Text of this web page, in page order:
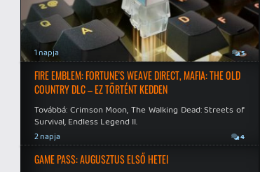
1 napja 5
FIRE EMBLEM: FORTUNE'S WEAVE DIRECT, MAFIA: THE OLD
COUNTRY DLC – EZ TÖRTÉNT KEDDEN
Továbbá: Crimson Moon, The Walking Dead: Streets of
Survival, Endless Legend II.
2 napja 4
GAME PASS: AUGUSZTUS ELSŐ HETEI